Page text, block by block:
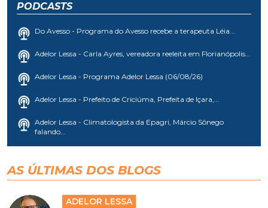
PODCASTS
Do Avesso - Programa do Avesso recebe a terapeuta Léia...
Adelor Lessa - Carla Ayres, vereadora reeleita em Florianópolis...
Adelor Lessa - Programa Adelor Lessa (06/08/26)
Adelor Lessa - Prefeito de Criciúma, Prefeita de Içara,...
Adelor Lessa - Climatologista da Epagri, Márcio Sônego
falando...
AS ÚLTIMAS DOS BLOGS
ADELOR LESSA